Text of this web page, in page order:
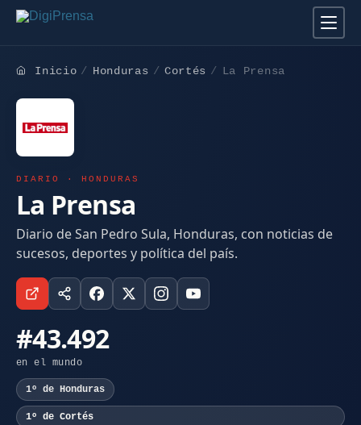
Inicio Honduras Cortés La Prensa
DIARIO · HONDURAS
La Prensa
Diario de San Pedro Sula, Honduras, con noticias de
sucesos, deportes y política del país.
#43.492
en el mundo
1º de Honduras
1º de Cortés